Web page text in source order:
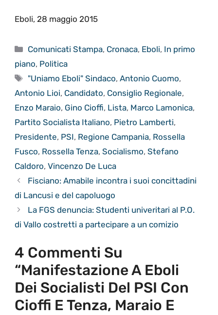
Eboli, 28 maggio 2015
Categorie
Comunicati Stampa, Cronaca, Eboli, In primo
piano, Politica
Tag
"Uniamo Eboli" Sindaco,Antonio Cuomo,
Antonio Lioi, Candidato, Consiglio Regionale,
Enzo Maraio, Gino Cioffi, Lista, Marco Lamonica,
Partito Socialista Italiano, Pietro Lamberti,
Presidente, PSI, Regione Campania, Rossella
Fusco, Rossella Tenza, Socialismo, Stefano
Caldoro, Vincenzo De Luca
Fisciano: Amabile incontra i suoi concittadini
di Lancusi e del capoluogo
La FGS denuncia: Studenti univeritari al P.O.
di Vallo costretti a partecipare a un comizio
4 Commenti Su
“Manifestazione A Eboli
Dei Socialisti Del PSI Con
Cioffi E Tenza, Maraio E